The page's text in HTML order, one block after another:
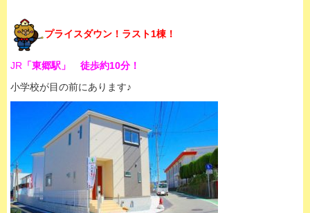
プライスダウン！ラスト1棟！
JR 「東郷駅」 徒歩約10分！
小学校が目の前にあります♪